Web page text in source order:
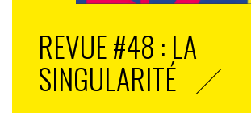
REVUE #48 : LA
SINGULARITÉ